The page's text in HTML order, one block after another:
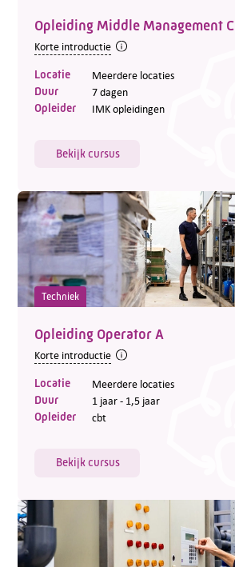
Opleiding Middle Management C
Korte introductie
Locatie Meerdere locaties
Duur 7 dagen
Opleider IMK opleidingen
Bekijk cursus
Techniek
Opleiding Operator A
Korte introductie
Locatie Meerdere locaties
Duur 1 jaar - 1,5 jaar
Opleider cbt
Bekijk cursus